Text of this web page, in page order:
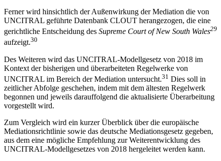
Ferner wird hinsichtlich der Außenwirkung der Mediation die von
UNCITRAL geführte Datenbank CLOUT herangezogen, die eine
gerichtliche Entscheidung des Supreme Court of New South Wales29
aufzeigt.30
Des Weiteren wird das UNCITRAL-Modellgesetz von 2018 im
Kontext der bisherigen und überarbeiteten Regelwerke von
UNCITRAL im Bereich der Mediation untersucht.31 Dies soll in
zeitlicher Abfolge geschehen, indem mit dem ältesten Regelwerk
begonnen und jeweils darauffolgend die aktualisierte Überarbeitung
vorgestellt wird.
Zum Vergleich wird ein kurzer Überblick über die europäische
Mediationsrichtlinie sowie das deutsche Mediationsgesetz gegeben,
aus dem eine mögliche Empfehlung zur Weiterentwicklung des
UNCITRAL-Modellgesetzes von 2018 hergeleitet werden kann.